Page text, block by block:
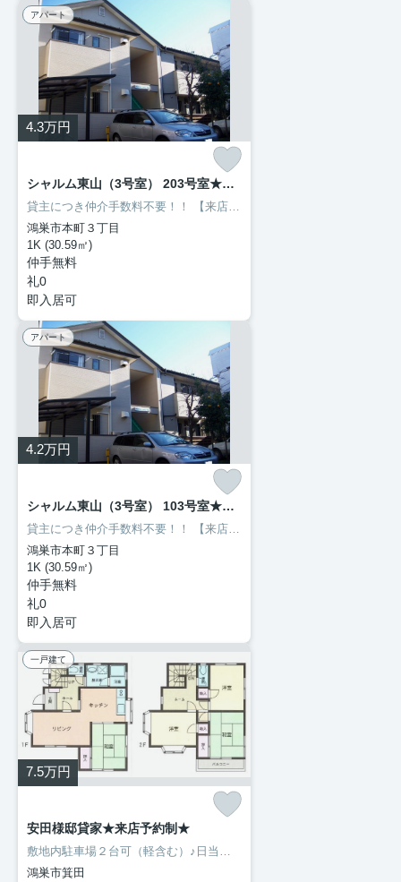
アパート
4.3万円
シャルム東山（3号室） 203号室★来店予約制★
貸主につき仲介手数料不要！！ 【来店予約制】
鴻巣市本町３丁目
1K (30.59㎡)
仲手無料
礼0
即入居可
アパート
4.2万円
シャルム東山（3号室） 103号室★来店予約制★
貸主につき仲介手数料不要！！ 【来店予約制】
鴻巣市本町３丁目
1K (30.59㎡)
仲手無料
礼0
即入居可
一戸建て
7.5万円
安田様邸貸家★来店予約制★
敷地内駐車場２台可（軽含む）♪日当たり良好♪近隣にはケーズデンキ、ニトリ、ビバホームセンター、生鮮市場TOP、メガドンキ、ラウンドワン、マクドナルド、話題の資さんうどん等、生活に便利な店舗がそろっています！
鴻巣市箕田